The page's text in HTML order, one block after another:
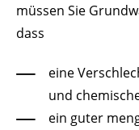
müssen Sie
dass
eine
und
ein guter